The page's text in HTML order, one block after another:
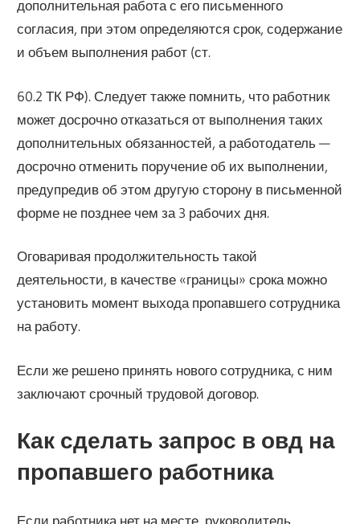
дополнительная работа с его письменного
согласия, при этом определяются срок, содержание
и объем выполнения работ (ст.
60.2 ТК РФ). Следует также помнить, что работник
может досрочно отказаться от выполнения таких
дополнительных обязанностей, а работодатель —
досрочно отменить поручение об их выполнении,
предупредив об этом другую сторону в письменной
форме не позднее чем за 3 рабочих дня.
Оговаривая продолжительность такой
деятельности, в качестве «границы» срока можно
установить момент выхода пропавшего сотрудника
на работу.
Если же решено принять нового сотрудника, с ним
заключают срочный трудовой договор.
Как сделать запрос в овд на
пропавшего работника
Если работника нет на месте, руководитель